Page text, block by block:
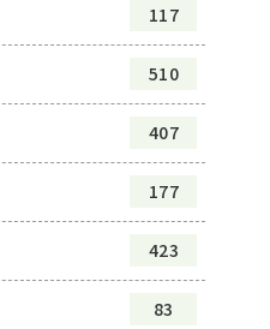
117
510
407
177
423
83